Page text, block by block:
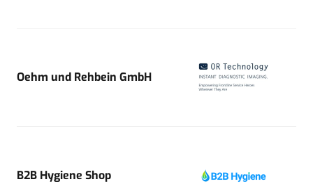
Oehm und Rehbein GmbH
B2B Hygiene Shop